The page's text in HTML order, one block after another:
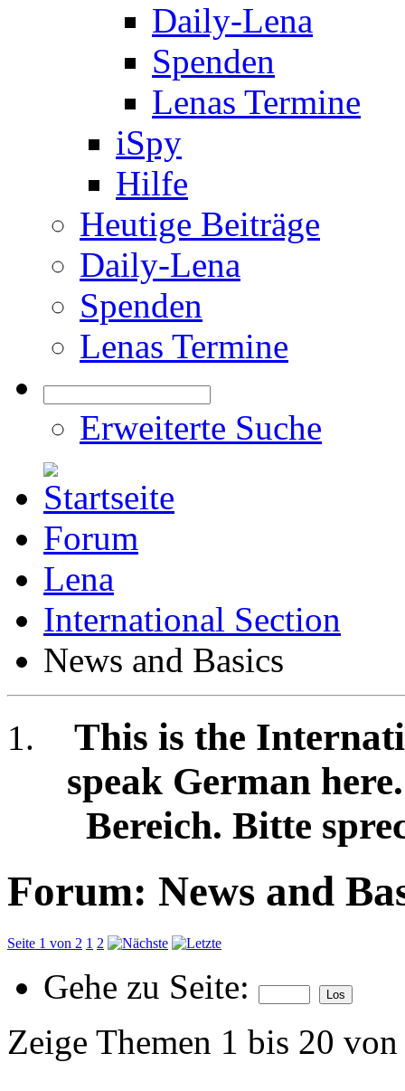
Daily-Lena
Spenden
Lenas Termine
iSpy
Hilfe
Heutige Beiträge
Daily-Lena
Spenden
Lenas Termine
Erweiterte Suche
Forum
Lena
International Section
News and Basics
This is the
speak German
Bereich. Bitte
Forum: News and
Seite 1 von 2 1 2
Gehe zu Seite:
Zeige Themen 1 bis 20